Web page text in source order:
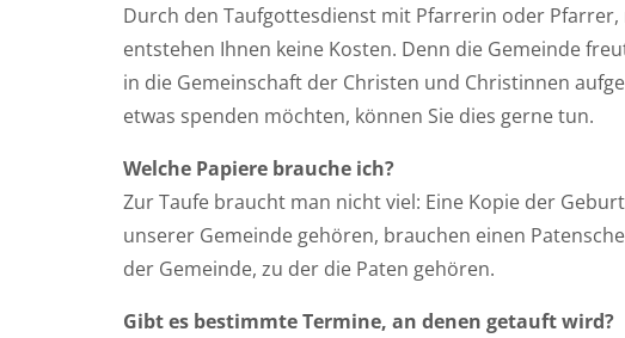
Durch den Taufgottesdienst mit Pfarrerin oder
entstehen Ihnen keine Kosten. Denn die Gemeinde
in die Gemeinschaft der Christen und Christinnen
etwas spenden möchten, können Sie dies gerne tun.
Welche Papiere brauche ich?
Zur Taufe braucht man nicht viel: Eine Kopie der
unserer Gemeinde gehören, brauchen einen
der Gemeinde, zu der die Paten gehören.
Gibt es bestimmte Termine, an denen getauft wird?